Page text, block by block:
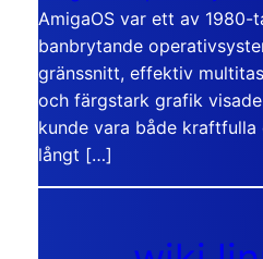
AmigaOS var ett av 1980-
banbrytande
gränssnitt, effektiv
och färgstark grafik
kunde vara både kraftfulla
långt […]